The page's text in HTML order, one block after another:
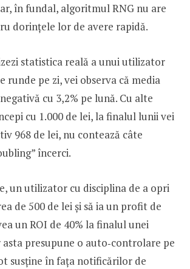
în fundal, algoritmul RNG nu are
dorințele lor de avere rapidă.
statistica reală a unui utilizator
runde pe zi, vei observa că media
cu 3,2% pe lună. Cu alte
cu 1.000 de lei, la finalul lunii vei
968 de lei, nu contează câte
încerci.
un utilizator cu disciplina de a opri
de 500 de lei și să ia un profit de
un ROI de 40% la finalul unei
presupune o auto‑controlare pe
susține în fața notificărilor de